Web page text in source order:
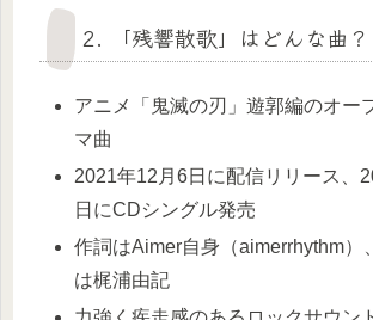
2. 「残響散歌」はどんな曲？
アニメ「鬼滅の刃」遊郭編のオー
マ曲
2021年12月6日に配信リリース、
日にCDシングル発売
作詞はAimer自身（aimerrhythm）
は梶浦由記